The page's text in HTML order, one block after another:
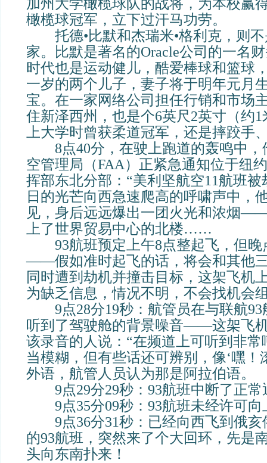
加州大学橄榄球队的战将，为本校赢
橄榄球冠军，立下过汗马功劳。
托德•比默和杰瑞米•格利克，则不
家。比默是著名的Oracle公司的一名
时代也是运动健儿，酷爱棒球和篮球
一岁的两个儿子，妻子将于明年元月
宝。在一家网络公司担任行销和市场
住新泽西州，也是个6英尺2英寸（约
上大学时曾获柔道冠军，还是摔跤手
8点40分，在驶上跑道的轰鸣中，
空管理局（FAA）正紧急通知位于纽
挥部东北分部：“美利坚航空11航班被
日的光芒向西急速爬高的呼啸声中，
见，身后远远爆出一团火光和浓烟
上了世界贸易中心的北楼……
93航班预定上午8点整起飞，但晚
——假如准时起飞的话，将会和其他
同时遭到劫机并撞击目标，这架飞机
为缺乏信息，情况不明，不会找机会
9点28分19秒：航管员在与联航93
听到了驾驶舱的背景噪音——这架飞
该录音的人说：“在频道上可听到非
当模糊，但有些话还可辨别，像‘嘿！
外语，航管人员认为那是阿拉伯语。
9点29分29秒：93航班中断了正常
9点35分09秒：93航班未经许可向
9点36分31秒：已经向西飞到俄亥
的93航班，突然来了个大回环，先是
头向东南扑来！